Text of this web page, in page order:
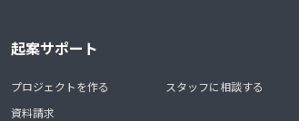
起案サポート
プロジェクトを作る
資料請求
スタッフに相談する